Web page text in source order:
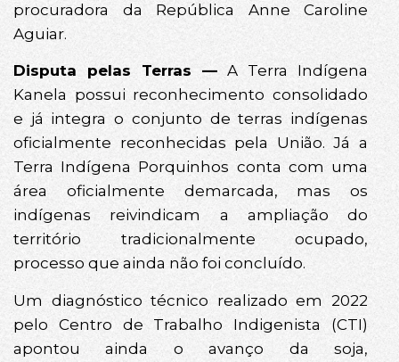
procuradora da República Anne Caroline
Aguiar.
Disputa pelas Terras — A Terra Indígena
Kanela possui reconhecimento consolidado
e já integra o conjunto de terras indígenas
oficialmente reconhecidas pela União. Já a
Terra Indígena Porquinhos conta com uma
área oficialmente demarcada, mas os
indígenas reivindicam a ampliação do
território tradicionalmente ocupado,
processo que ainda não foi concluído.
Um diagnóstico técnico realizado em 2022
pelo Centro de Trabalho Indigenista (CTI)
apontou ainda o avanço da soja,